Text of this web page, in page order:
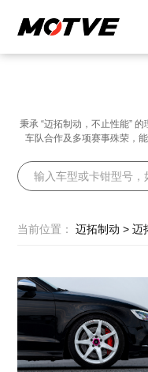
秉承 “迈拓制动，不止性能”
车队合作及多项赛事殊荣，
当前位置：迈拓制动 > 迈